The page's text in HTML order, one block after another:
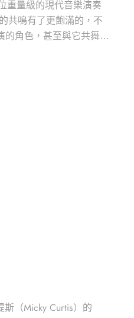
重量級的現代音樂演奏
共鳴有了更飽滿的，不
的角色，甚至與它共舞，
（Micky Curtis）的